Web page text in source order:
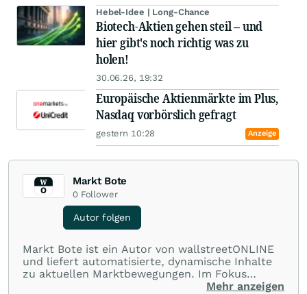
Hebel-Idee | Long-Chance
Biotech-Aktien gehen steil – und
hier gibt's noch richtig was zu
holen!
30.06.26, 19:32
Europäische Aktienmärkte im Plus,
Nasdaq vorbörslich gefragt
gestern 10:28 Anzeige
Markt Bote
0 Follower
Autor folgen
Markt Bote ist ein Autor von wallstreetONLINE
und liefert automatisierte, dynamische Inhalte
zu aktuellen Marktbewegungen. Im Fokus
stehen Tops und Flops, Branchentrends und
Mehr anzeigen